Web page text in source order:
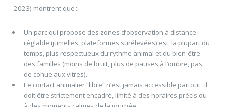
2023) montrent que :
Un parc qui propose des zones d’observation à distance
réglable (jumelles, plateformes surélevées) est, la plupart du
temps, plus respectueux du rythme animal et du bien-être
des familles (moins de bruit, plus de pauses à l’ombre, pas
de cohue aux vitres).
Le contact animalier “libre” n’est jamais accessible partout : il
doit être strictement encadré, limité à des horaires précis ou